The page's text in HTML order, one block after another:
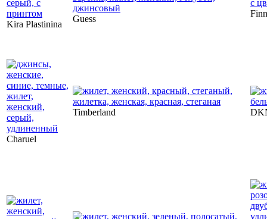
Kira Plastinina
Guess
Charuel
Timberland